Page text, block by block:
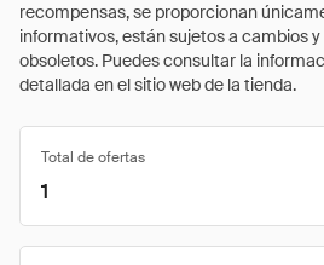
recompensas, se proporcionan
informativos, están sujetos a cambios
obsoletos. Puedes consultar la
detallada en el sitio web de la tienda.
Total de ofertas
1